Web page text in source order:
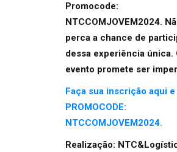
Promocode:
NTCCOMJOVEM2024.
perca a chance de
dessa experiência única.
evento promete ser
Faça sua inscrição aqui e
PROMOCODE:
NTCCOMJOVEM2024.
Realização: